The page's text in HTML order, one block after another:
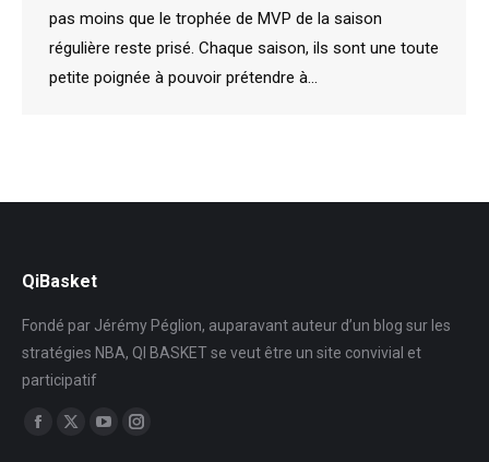
pas moins que le trophée de MVP de la saison
régulière reste prisé. Chaque saison, ils sont une toute
petite poignée à pouvoir prétendre à…
QiBasket
Fondé par Jérémy Péglion, auparavant auteur d’un blog sur les
stratégies NBA, QI BASKET se veut être un site convivial et
participatif
Trouvez nous sur :
Facebook
X
YouTubeInstagram